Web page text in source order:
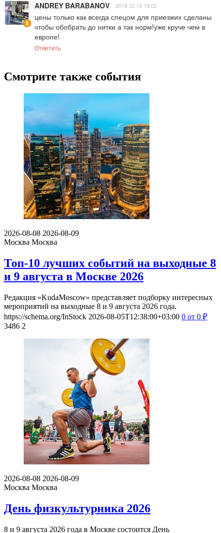
ANDREY BARABANOV 2018.12.15 15:02
цены только как всегда спецом для приезжих сделаны
чтобы обобрать до нитки а так норм!уже круче чем в
европе!
Ответить
Смотрите также события
2026-08-08 2026-08-09
Москва Москва
Топ-10 лучших событий на выходные 8
и 9 августа в Москве 2026
Редакция «KudaMoscow» представляет подборку интересных
мероприятий на выходные 8 и 9 августа 2026 года.
https://schema.org/InStock 2026-08-05T12:38:00+03:00 0 от 0 ₽
3486 2
2026-08-08 2026-08-09
Москва Москва
День физкультурника 2026
8 и 9 августа 2026 года в Москве состоится День